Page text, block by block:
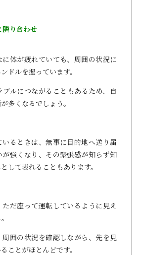
り合わせ
体が疲れていても、周囲の状況に
ドルを握っています。
ルにつながることもあるため、自
多くなるでしょう。
るときは、無事に目的地へ送り届
が強くなり、その緊張感が知らず知
して表れることもあります。
だ座って運転しているように見え
周囲の状況を確認しながら、先を見
ことがほとんどです。